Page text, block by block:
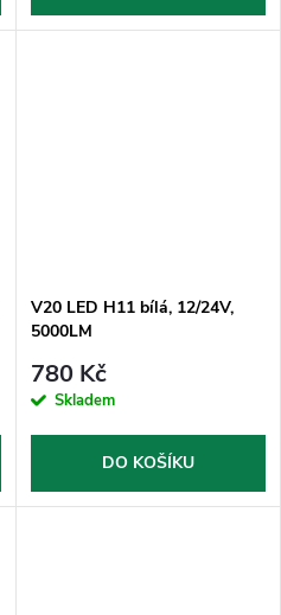
V20 LED H11 bílá, 12/24V,
5000LM
780 Kč
Skladem
DO KOŠÍKU